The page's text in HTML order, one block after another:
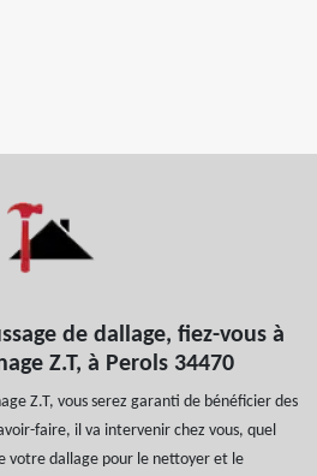
de dallage, fiez-vous à
Z.T, à Perols 34470
Z.T, vous serez garanti de bénéficier des
faire, il va intervenir chez vous, quel
votre dallage pour le nettoyer et le